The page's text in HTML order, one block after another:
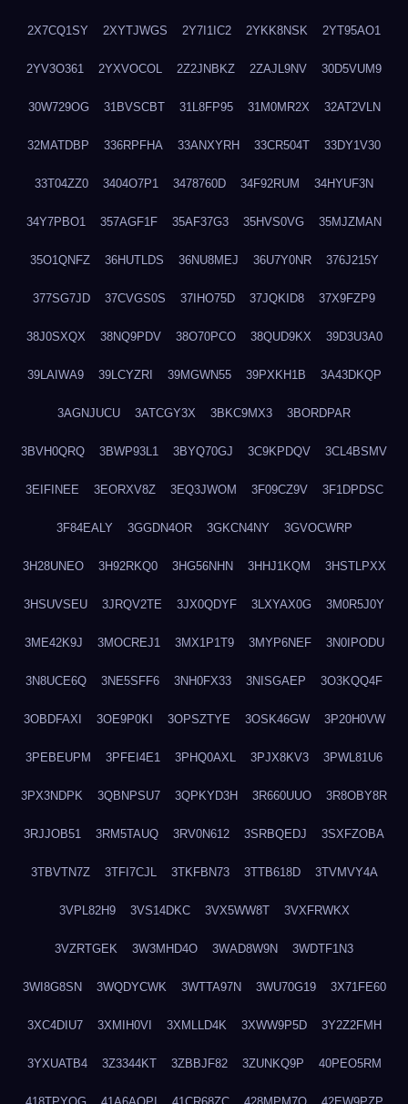
2X7CQ1SY 2XYTJWGS 2Y7I1IC2 2YKK8NSK 2YT95AO1
2YV3O361 2YXVOCOL 2Z2JNBKZ 2ZAJL9NV 30D5VUM9
30W729OG 31BVSCBT 31L8FP95 31M0MR2X 32AT2VLN
32MATDBP 336RPFHA 33ANXYRH 33CR504T 33DY1V30
33T04ZZ0 3404O7P1 3478760D 34F92RUM 34HYUF3N
34Y7PBO1 357AGF1F 35AF37G3 35HVS0VG 35MJZMAN
35O1QNFZ 36HUTLDS 36NU8MEJ 36U7Y0NR 376J215Y
377SG7JD 37CVGS0S 37IHO75D 37JQKID8 37X9FZP9
38J0SXQX 38NQ9PDV 38O70PCO 38QUD9KX 39D3U3A0
39LAIWA9 39LCYZRI 39MGWN55 39PXKH1B 3A43DKQP
3AGNJUCU 3ATCGY3X 3BKC9MX3 3BORDPAR
3BVH0QRQ 3BWP93L1 3BYQ70GJ 3C9KPDQV 3CL4BSMV
3EIFINEE 3EORXV8Z 3EQ3JWOM 3F09CZ9V 3F1DPDSC
3F84EALY 3GGDN4OR 3GKCN4NY 3GVOCWRP
3H28UNEO 3H92RKQ0 3HG56NHN 3HHJ1KQM 3HSTLPXX
3HSUVSEU 3JRQV2TE 3JX0QDYF 3LXYAX0G 3M0R5J0Y
3ME42K9J 3MOCREJ1 3MX1P1T9 3MYP6NEF 3N0IPODU
3N8UCE6Q 3NE5SFF6 3NH0FX33 3NISGAEP 3O3KQQ4F
3OBDFAXI 3OE9P0KI 3OPSZTYE 3OSK46GW 3P20H0VW
3PEBEUPM 3PFEI4E1 3PHQ0AXL 3PJX8KV3 3PWL81U6
3PX3NDPK 3QBNPSU7 3QPKYD3H 3R660UUO 3R8OBY8R
3RJJOB51 3RM5TAUQ 3RV0N612 3SRBQEDJ 3SXFZOBA
3TBVTN7Z 3TFI7CJL 3TKFBN73 3TTB618D 3TVMVY4A
3VPL82H9 3VS14DKC 3VX5WW8T 3VXFRWKX
3VZRTGEK 3W3MHD4O 3WAD8W9N 3WDTF1N3
3WI8G8SN 3WQDYCWK 3WTTA97N 3WU70G19 3X71FE60
3XC4DIU7 3XMIH0VI 3XMLLD4K 3XWW9P5D 3Y2Z2FMH
3YXUATB4 3Z3344KT 3ZBBJF82 3ZUNKQ9P 40PEO5RM